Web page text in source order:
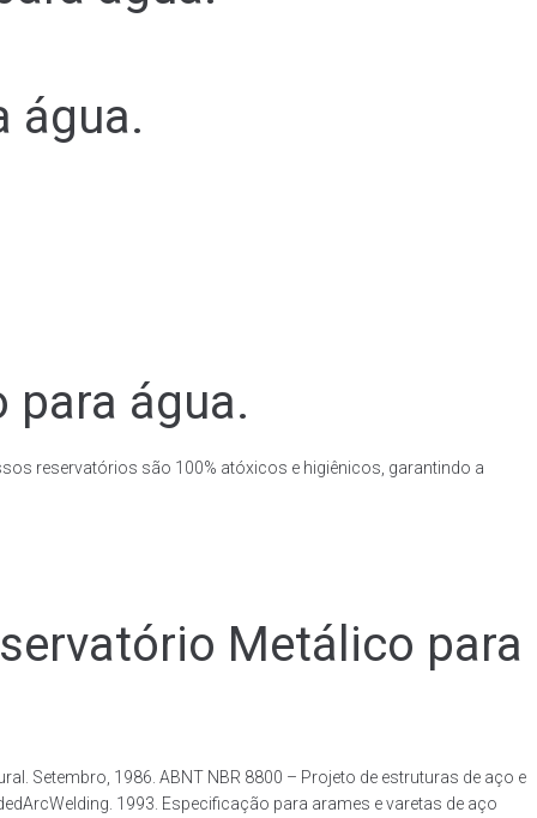
água.
para água.
reservatórios são 100% atóxicos e higiênicos, garantindo a
Metálico para
Setembro, 1986. ABNT NBR 8800 – Projeto de estruturas de aço e
1993. Especificação para arames e varetas de aço